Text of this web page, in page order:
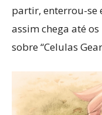
partir, enterrou-se
assim chega até
sobre “Celulas